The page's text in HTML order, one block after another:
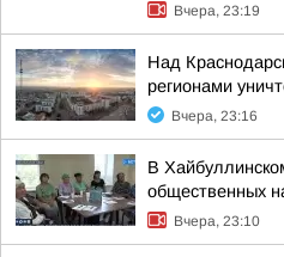
Вчера, 23:19
Над
регионами
Вчера, 23:16
В
общественных
Вчера, 23:10